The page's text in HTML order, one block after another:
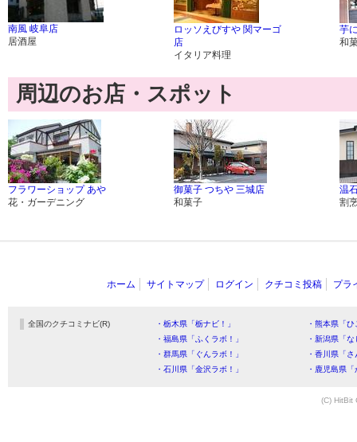
南風 岐阜店
居酒屋
ロッソえびすや 関マーゴ
店
イタリア料理
芋
和
周辺のお店・スポット
フラワーショップ あや
花・ガーデニング
御菓子 つちや 三城店
和菓子
温
割
ホーム サイトマップ ログイン クチコミ投稿 プラ
全国のクチコミナビ(R) ・栃木県「栃ナビ！」
・熊本県「
・福島県「ふくラボ！」
・新潟県「
・群馬県「ぐんラボ！」
・香川県「
・石川県「金沢ラボ！」
・鹿児島県
(C) HitBit